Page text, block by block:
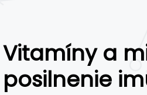
Vitamíny a
posilnenie